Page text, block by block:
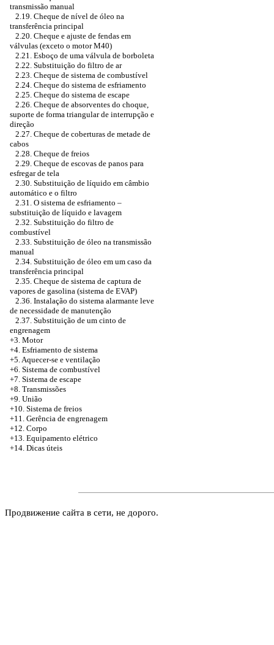
transmissão manual
2.19. Cheque de nível de óleo na
transferência principal
2.20. Cheque e ajuste de fendas em
válvulas (exceto o motor M40)
2.21. Esboço de uma válvula de borboleta
2.22. Substituição do filtro de ar
2.23. Cheque de sistema de combustível
2.24. Cheque do sistema de esfriamento
2.25. Cheque do sistema de escape
2.26. Cheque de absorventes do choque,
suporte de forma triangular de interrupção e
direção
2.27. Cheque de coberturas de metade de
cabos
2.28. Cheque de freios
2.29. Cheque de escovas de panos para
esfregar de tela
2.30. Substituição de líquido em câmbio
automático e o filtro
2.31. O sistema de esfriamento –
substituição de líquido e lavagem
2.32. Substituição do filtro de
combustível
2.33. Substituição de óleo na transmissão
manual
2.34. Substituição de óleo em um caso da
transferência principal
2.35. Cheque de sistema de captura de
vapores de gasolina (sistema de EVAP)
2.36. Instalação do sistema alarmante leve
de necessidade de manutenção
2.37. Substituição de um cinto de
engrenagem
+3. Motor
+4. Esfriamento de sistema
+5. Aquecer-se e ventilação
+6. Sistema de combustível
+7. Sistema de escape
+8. Transmissões
+9. União
+10. Sistema de freios
+11. Gerência de engrenagem
+12. Corpo
+13. Equipamento elétrico
+14. Dicas úteis
Продвижение сайта в сети, не дорого.